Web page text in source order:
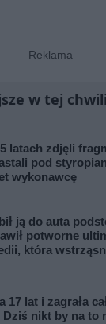
w tej chwili
latach zdjęli
pod
wykonawcę
ją do auta
potworne
która
17 lat i zagrała
Dziś nikt by na to